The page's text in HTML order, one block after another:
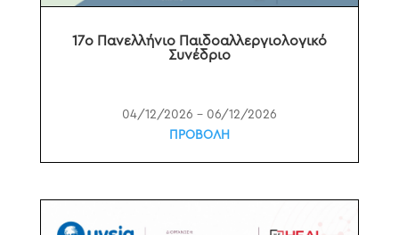
17ο Πανελλήνιο Παιδοαλλεργιολογικό
Συνέδριο
04/12/2026 – 06/12/2026
ΠΡΟΒΟΛΗ